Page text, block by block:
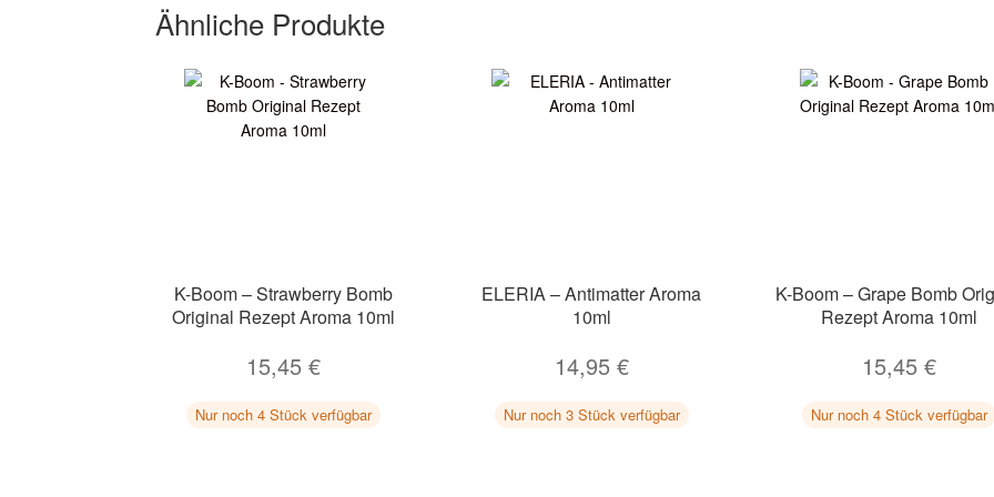
Ähnliche Produkte
K-Boom – Strawberry Bomb
Original Rezept Aroma 10ml
15,45€
Nur noch 4 Stück verfügbar
ELERIA – Antimatter Aroma
10ml
14,95 €
Nur noch 3 Stück verfügbar
K-Boom – Grape Bomb
Rezept Aroma 10ml
15,45€
Nur noch 4 Stück verfügbar